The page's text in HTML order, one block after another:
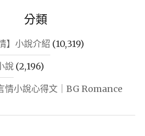
分類
】小說介紹 (10,319)
說 (2,196)
情小說心得文｜BG Romance